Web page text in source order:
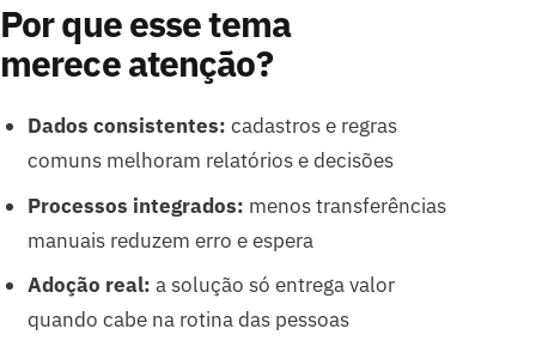
Por que esse tema
merece atenção?
Dados consistentes: cadastros e regras
comuns melhoram relatórios e decisões
Processos integrados: menos transferências
manuais reduzem erro e espera
Adoção real: a solução só entrega valor
quando cabe na rotina das pessoas